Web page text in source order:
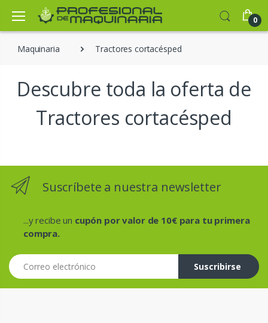
0
Maquinaria Tractores cortacésped
Descubre toda la oferta de
Tractores cortacésped
Suscríbete a nuestra newsletter
...y recibe un cupón por valor de 10€ para tu primera
compra.
Correo electrónico
Suscribirse